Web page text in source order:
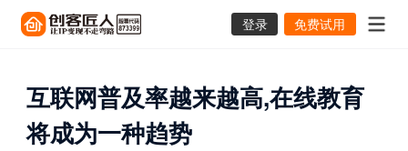
登录 免费试用
互联网普及率越来越高,在线教育
将成为一种趋势